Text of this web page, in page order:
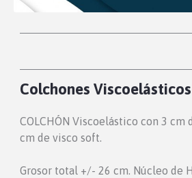
Colchones
COLCHÓN Viscoelástico con 3 cm
cm de visco soft.
Grosor total +/- 26 cm. Núcleo de